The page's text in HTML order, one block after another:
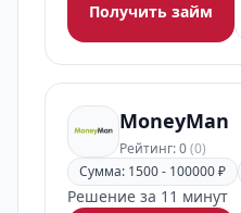
Получить займ
MoneyMan
Рейтинг: 0(0)
Сумма: 1500 - 100000 ₽
Решение за 11 минут